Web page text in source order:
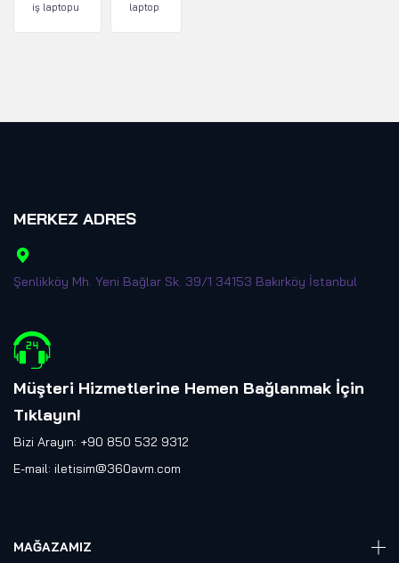
iş laptopu laptop
MERKEZ ADRES
Şenlikköy Mh. Yeni Bağlar Sk. 39/1 34153 Bakırköy İstanbul
Müşteri Hizmetlerine Hemen Bağlanmak İçin
Tıklayın!
Bizi Arayın: +90 850 532 9312
E-mail: iletisim@360avm.com
MAĞAZAMIZ